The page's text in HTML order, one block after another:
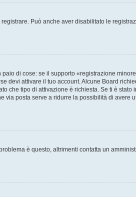
Può anche aver disabilitato le
di cose: se il supporto «registrazione
devi attivare il tuo account. Alcune Board
che tipo di attivazione è richiesta. Se ti è stato
via posta serve a ridurre la possibilità di avere
è questo, altrimenti contatta un